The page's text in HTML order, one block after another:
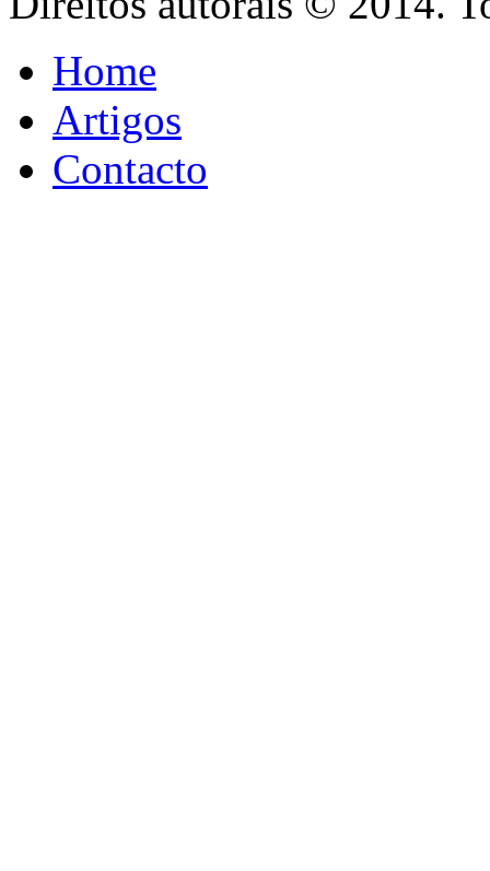
Home
Artigos
Contacto